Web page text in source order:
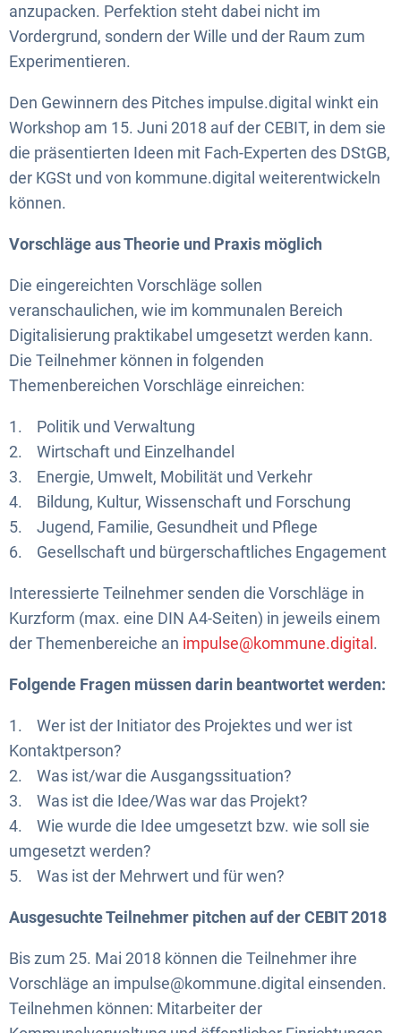
anzupacken. Perfektion steht dabei nicht im
Vordergrund, sondern der Wille und der Raum zum
Experimentieren.
Den Gewinnern des Pitches impulse.digital winkt ein
Workshop am 15. Juni 2018 auf der CEBIT, in dem sie
die präsentierten Ideen mit Fach-Experten des DStGB,
der KGSt und von kommune.digital weiterentwickeln
können.
Vorschläge aus Theorie und Praxis möglich
Die eingereichten Vorschläge sollen
veranschaulichen, wie im kommunalen Bereich
Digitalisierung praktikabel umgesetzt werden kann.
Die Teilnehmer können in folgenden
Themenbereichen Vorschläge einreichen:
1. Politik und Verwaltung
2. Wirtschaft und Einzelhandel
3. Energie, Umwelt, Mobilität und Verkehr
4. Bildung, Kultur, Wissenschaft und Forschung
5. Jugend, Familie, Gesundheit und Pflege
6. Gesellschaft und bürgerschaftliches Engagement
Interessierte Teilnehmer senden die Vorschläge in
Kurzform (max. eine DIN A4-Seiten) in jeweils einem
der Themenbereiche an impulse@kommune.digital.
Folgende Fragen müssen darin beantwortet werden:
1. Wer ist der Initiator des Projektes und wer ist
Kontaktperson?
2. Was ist/war die Ausgangssituation?
3. Was ist die Idee/Was war das Projekt?
4. Wie wurde die Idee umgesetzt bzw. wie soll sie
umgesetzt werden?
5. Was ist der Mehrwert und für wen?
Ausgesuchte Teilnehmer pitchen auf der CEBIT 2018
Bis zum 25. Mai 2018 können die Teilnehmer ihre
Vorschläge an impulse@kommune.digital einsenden.
Teilnehmen können: Mitarbeiter der